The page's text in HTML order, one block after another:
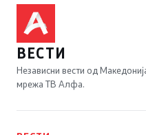
ВЕСТИ
Независни вести од
мрежа ТВ Алфа.